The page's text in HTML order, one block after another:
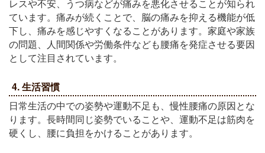
レスや不安、うつ病などが痛みを悪化させることが知られ
ています。痛みが続くことで、脳の痛みを抑える機能が低
下し、痛みを感じやすくなることがあります。家庭や家族
の問題、人間関係や労働条件なども腰痛を発症させる要因
として注目されています。
4. 生活習慣
日常生活の中での姿勢や運動不足も、慢性腰痛の原因とな
ります。長時間同じ姿勢でいることや、運動不足は筋肉を
硬くし、腰に負担をかけることがあります。